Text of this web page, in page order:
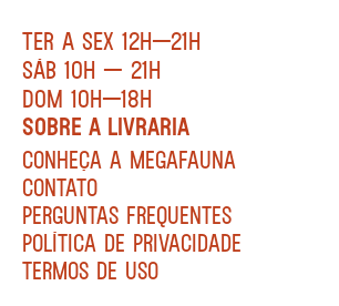
TER A SEX 12H—21H
SÁB 10H — 21H
DOM 10H—18H
SOBRE A LIVRARIA
CONHEÇA A MEGAFAUNA
CONTATO
PERGUNTAS FREQUENTES
POLÍTICA DE PRIVACIDADE
TERMOS DE USO